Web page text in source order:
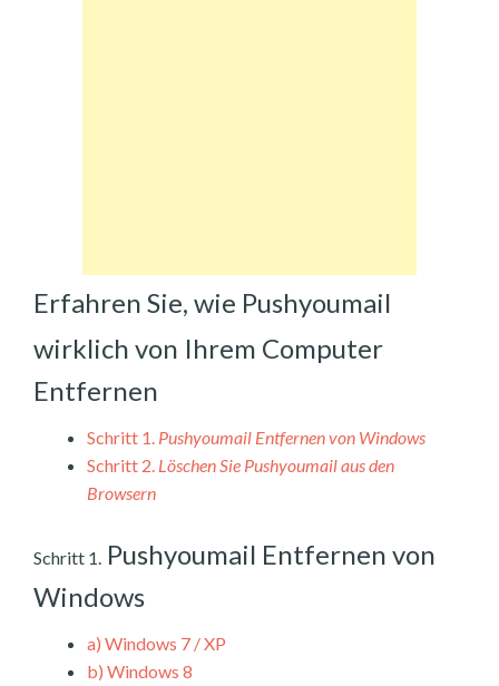
Erfahren Sie, wie Pushyoumail
wirklich von Ihrem Computer
Entfernen
Schritt 1. Pushyoumail Entfernen von Windows
Schritt 2. Löschen Sie Pushyoumail aus den
Browsern
Schritt 1. Pushyoumail Entfernen von
Windows
a) Windows 7 / XP
b) Windows 8